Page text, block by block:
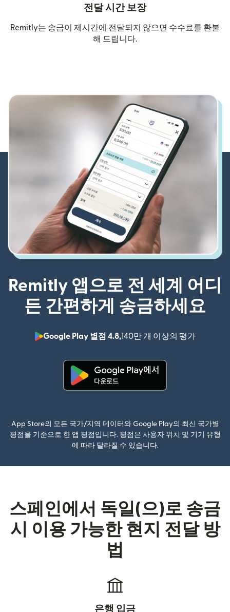
전달 시간 보장
Remitly는 송금이 제시간에 전달되지 않으면 수수료를 환불
해 드립니다.
Remitly 앱으로 전 세계 어디
든 간편하게 송금하세요
Google Play 별점 4.8,140만 개 이상의 평가
App Store의 모든 국가/지역 데이터와 Google Play의 최신 국가별
평점을 기준으로 한 앱 평점입니다. 평점은 사용자 위치 및 기기 유형
에 따라 달라질 수 있습니다.
스페인에서 독일(으)로 송금
시 이용 가능한 현지 전달 방
법
은행 입금